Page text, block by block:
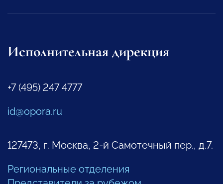
Исполнительная дирекция
+7 (495) 247 4777
id@opora.ru
127473, г. Москва, 2-й Самотечный пер., д.7.
Региональные отделения